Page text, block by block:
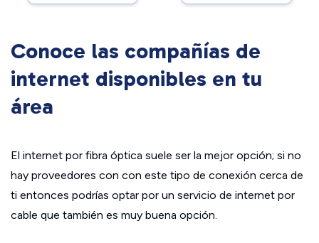
Conoce las compañías de
internet disponibles en tu
área
El internet por fibra óptica suele ser la mejor opción; si no
hay proveedores con con este tipo de conexión cerca de
ti entonces podrías optar por un servicio de internet por
cable que también es muy buena opción.